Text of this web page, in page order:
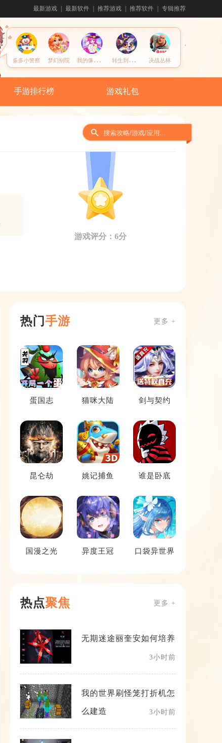
最新游戏 最新软件 推荐游戏 推荐软件 专辑推荐
多多小警察 梦幻别院 我
的像素填色世界 转
生到异世界被怪物包围了 决战丛林
手游排行榜 游戏礼包
游戏评分：6分
热门手游 更多 +
蛋国志 猫咪大陆 剑与契约
昆仑劫 姚记捕鱼 谁是卧底
国漫之光 异度王冠 口袋异世界
热点聚焦 更多 +
无期迷途丽奎安如何培养
3小时前
我的世界刷怪笼打折机怎
么建造 3小时前